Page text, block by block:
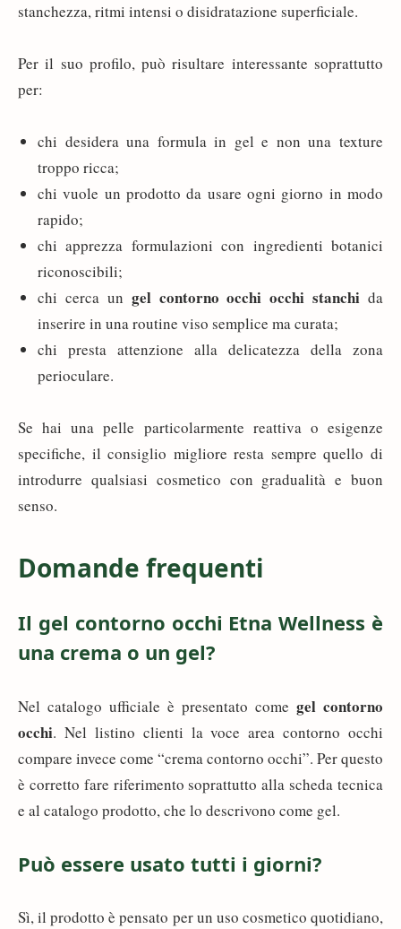
stanchezza, ritmi intensi o disidratazione superficiale.
Per il suo profilo, può risultare interessante soprattutto
per:
chi desidera una formula in gel e non una texture
troppo ricca;
chi vuole un prodotto da usare ogni giorno in modo
rapido;
chi apprezza formulazioni con ingredienti botanici
riconoscibili;
chi cerca un gel contorno occhi occhi stanchi da
inserire in una routine viso semplice ma curata;
chi presta attenzione alla delicatezza della zona
perioculare.
Se hai una pelle particolarmente reattiva o esigenze
specifiche, il consiglio migliore resta sempre quello di
introdurre qualsiasi cosmetico con gradualità e buon
senso.
Domande frequenti
Il gel contorno occhi Etna Wellness è
una crema o un gel?
Nel catalogo ufficiale è presentato come gel contorno
occhi. Nel listino clienti la voce area contorno occhi
compare invece come “crema contorno occhi”. Per questo
è corretto fare riferimento soprattutto alla scheda tecnica
e al catalogo prodotto, che lo descrivono come gel.
Può essere usato tutti i giorni?
Sì, il prodotto è pensato per un uso cosmetico quotidiano,